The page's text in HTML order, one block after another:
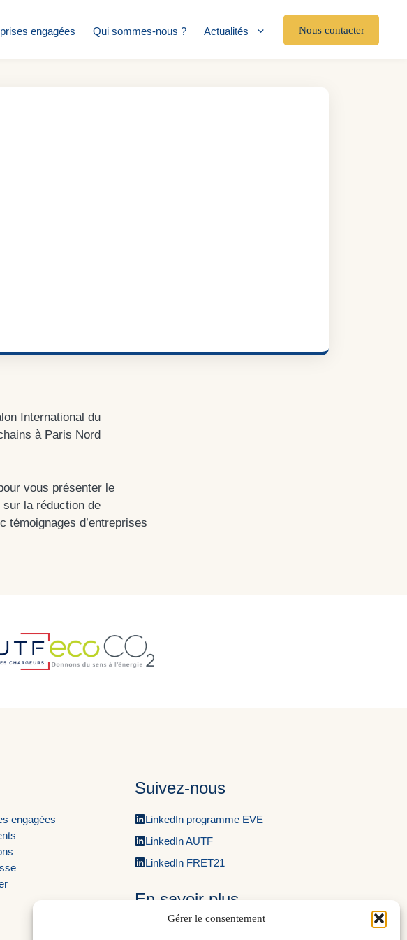
Gérer le consentement
engagées Qui sommes-nous ? Actualités Nous contacter
International du
à Paris Nord
vous présenter le
la réduction de
témoignages d’entreprises
engagées
Suivez-nous
LinkedIn programme EVE
LinkedIn AUTF
LinkedIn FRET21
En savoir plus